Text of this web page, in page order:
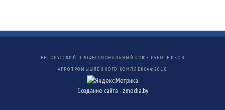
БЕЛОРУССКИЙ ПРОФЕССИОНАЛЬНЫЙ СОЮЗ РАБОТНИКОВ
АГРОПРОМЫШЛЕННОГО КОМПЛЕКСА© 2018
Создание сайта -zmedia.by